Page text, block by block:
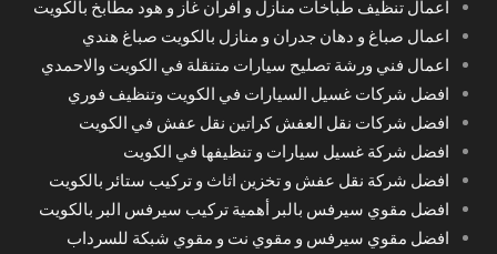
اعمال تنظيف طباخات منازل و افران غاز و هود مطابخ بالكويت
اعمال صباغ و دهان جدران و منازل بالكويت صباغ هندي
اعمال فني ورشة تصليح سيارات متنقلة في الكويت والاحمدي
افضل شركات غسيل السيارات في الكويت وتنظيف فوري
افضل شركات نقل العفش كراتين نقل عفش في الكويت
افضل شركة غسيل سيارات و تنظيفها في الكويت
افضل شركة نقل عفش و تخزين اثاث و تركيب ستائر بالكويت
افضل مقوي سيرفس بالبر أهمية تركيب سيرفس البر بالكويت
افضل مقوي سيرفس و مقوي نت و مقوي شبكة للسرداب